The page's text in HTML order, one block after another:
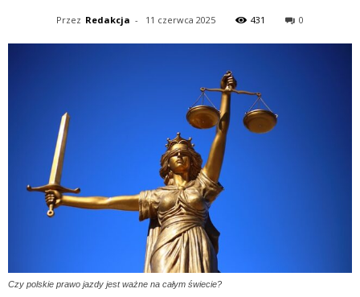
Przez Redakcja - 11 czerwca 2025 431 0
Czy polskie prawo jazdy jest ważne na całym świecie?